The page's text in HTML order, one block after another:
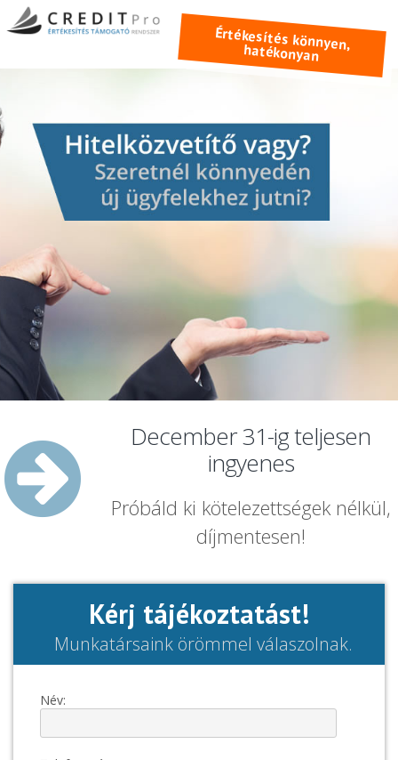
Értékesítés könnyen,
hatékonyan
December 31-ig teljesen
ingyenes
Próbáld ki kötelezettségek nélkül,
díjmentesen!
Kérj tájékoztatást!
Munkatársaink örömmel válaszolnak.